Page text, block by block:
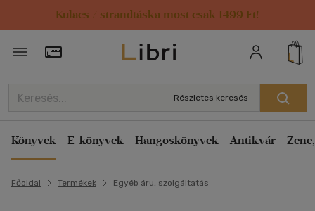
Kulacs / strandtáska most csak 1499 Ft!
Törzsvásárlói Kártya adatai
Részletes keresés
Könyvek E-könyvek Hangoskönyvek Antikvár
Főoldal Termékek Egyéb áru, szolgáltatás